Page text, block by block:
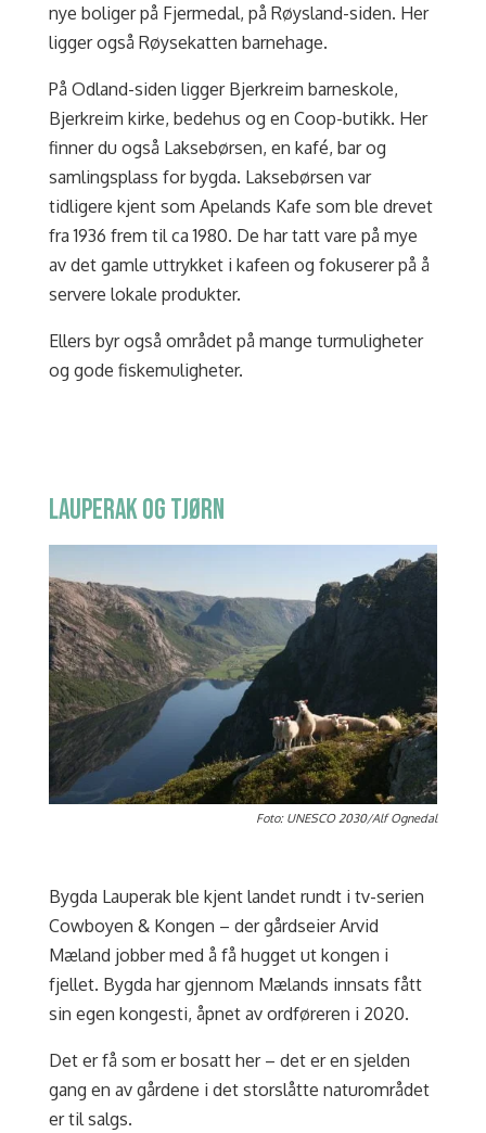
nye boliger på Fjermedal, på Røysland-siden. Her
ligger også Røysekatten barnehage.
På Odland-siden ligger Bjerkreim barneskole,
Bjerkreim kirke, bedehus og en Coop-butikk. Her
finner du også Laksebørsen, en kafé, bar og
samlingsplass for bygda. Laksebørsen var
tidligere kjent som Apelands Kafe som ble drevet
fra 1936 frem til ca 1980. De har tatt vare på mye
av det gamle uttrykket i kafeen og fokuserer på å
servere lokale produkter.
Ellers byr også området på mange turmuligheter
og gode fiskemuligheter.
LAUPERAK OG TJØRN
Foto: UNESCO 2030/Alf Ognedal
Bygda Lauperak ble kjent landet rundt i tv-serien
Cowboyen & Kongen – der gårdseier Arvid
Mæland jobber med å få hugget ut kongen i
fjellet. Bygda har gjennom Mælands innsats fått
sin egen kongesti, åpnet av ordføreren i 2020.
Det er få som er bosatt her – det er en sjelden
gang en av gårdene i det storslåtte naturområdet
er til salgs.